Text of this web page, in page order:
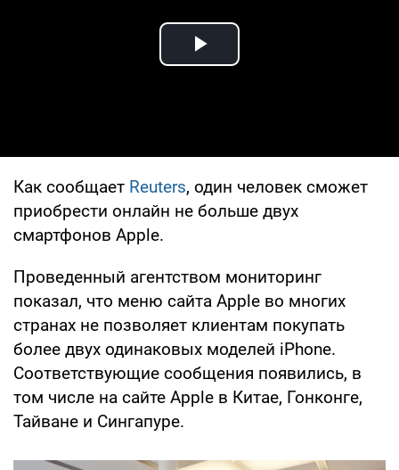
Play Video
Как сообщает Reuters, один человек сможет
приобрести онлайн не больше двух
смартфонов Apple.
Проведенный агентством мониторинг
показал, что меню сайта Apple во многих
странах не позволяет клиентам покупать
более двух одинаковых моделей iPhone.
Соответствующие сообщения появились, в
том числе на сайте Apple в Китае, Гонконге,
Тайване и Сингапуре.